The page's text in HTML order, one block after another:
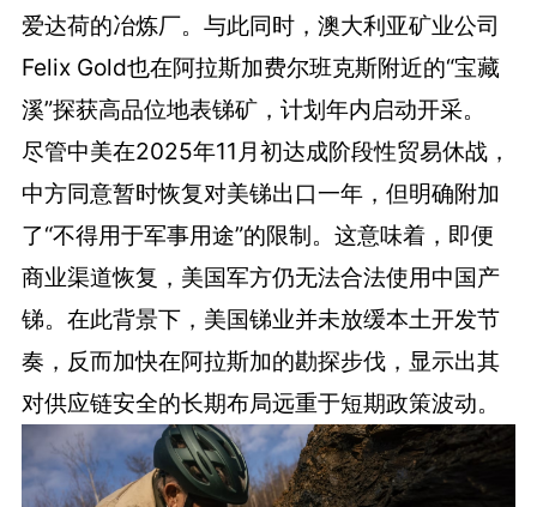
爱达荷的冶炼厂。与此同时，澳大利亚矿业公司
Felix Gold也在阿拉斯加费尔班克斯附近的“宝藏
溪”探获高品位地表锑矿，计划年内启动开采。
尽管中美在2025年11月初达成阶段性贸易休战，
中方同意暂时恢复对美锑出口一年，但明确附加
了“不得用于军事用途”的限制。这意味着，即便
商业渠道恢复，美国军方仍无法合法使用中国产
锑。在此背景下，美国锑业并未放缓本土开发节
奏，反而加快在阿拉斯加的勘探步伐，显示出其
对供应链安全的长期布局远重于短期政策波动。